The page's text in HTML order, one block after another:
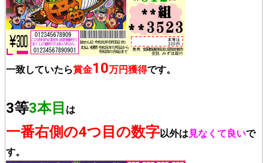
一致していたら賞金10万円獲得です。
3等3本目 は
一番右側の4つ目の数字以外は 見なくて良いで
す。